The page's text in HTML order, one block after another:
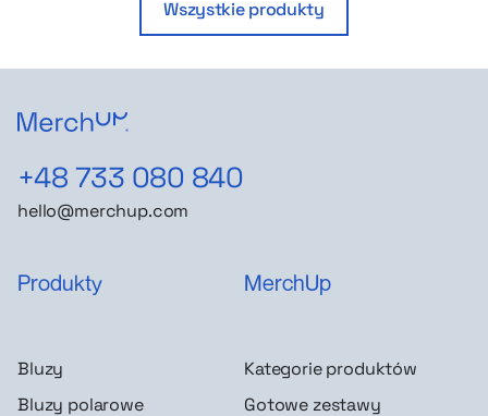
Wszystkie produkty
+48 733 080 840
hello@merchup.com
Produkty
Bluzy
Bluzy polarowe
MerchUp
Kategorie produktów
Gotowe zestawy